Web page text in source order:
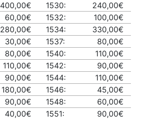
400,00€ 1530:
240,00€
60,00€ 1532:
100,00€
280,00€ 1534:
330,00€
30,00€ 1537:
80,00€
80,00€ 1540:
110,00€
110,00€ 1542:
90,00€
90,00€ 1544:
110,00€
180,00€ 1546:
45,00€
90,00€ 1548:
60,00€
40,00€ 1551:
90,00€